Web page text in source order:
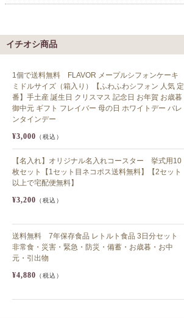
イチオシ商品
1個で送料無料 FLAVOR メープルシフォンケーキ
ミドルサイズ（箱入り）【ふわふわシフォン 人気 定
番】手土産 誕生日 クリスマス 記念日 お年賀 お歳暮
御中元 ギフト フレイバー 母の日 ホワイトデー バレ
ンタインデー
¥3,000 （税込）
【名入れ】オリジナル名入れコースター 挙式用10
枚セット【1セット目ネコポス送料無料】【2セット
以上で宅配便無料】
¥3,200 （税込）
送料無料 7年保存食品 レトルト食品 3日分セット
非常食・災害・緊急・防災・備蓄・お歳暮・お中
元・引出物
¥4,880 （税込）